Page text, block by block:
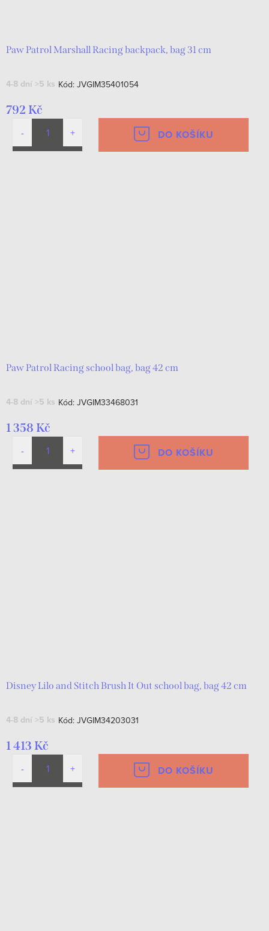
Paw Patrol Marshall Racing backpack, bag 31 cm
4-8 dní >5 ks Kód: JVGIM35401054
792 Kč
DO KOŠÍKU
Paw Patrol Racing school bag, bag 42 cm
4-8 dní >5 ks Kód: JVGIM33468031
1 358 Kč
DO KOŠÍKU
Disney Lilo and Stitch Brush It Out school bag, bag 42 cm
4-8 dní >5 ks Kód: JVGIM34203031
1 413 Kč
DO KOŠÍKU